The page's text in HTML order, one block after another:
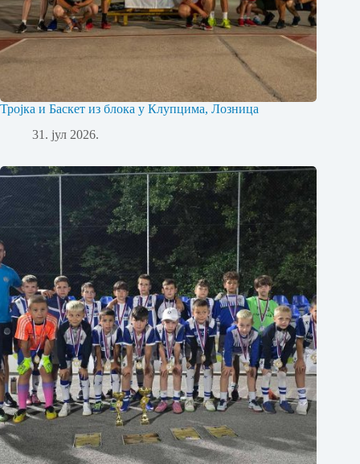
Тројка и Баскет из блока у Клупцима, Лозница
31. јул 2026.